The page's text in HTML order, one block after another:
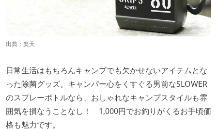
出典： 楽天
日常生活はもちろんキャンプでも欠かせないアイテムとな
った除菌グッズ。キャンパー心をくすぐる男前なSLOWER
のスプレーボトルなら、おしゃれなキャンプスタイルも雰
囲気を損なうことなし！ 1,000円でお釣りがくるお手頃価
格も魅力です。